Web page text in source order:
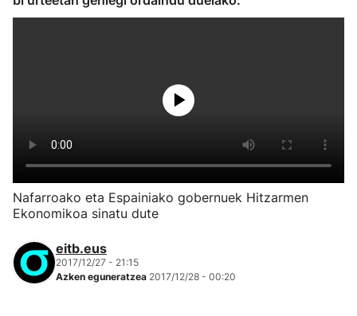
Nafarroako eta Espainiako gobernuek Hitzarmen
Ekonomikoa sinatu dute
eitb.eus
2017/12/27 - 21:15
Azken eguneratzea 2017/12/28 - 00:20